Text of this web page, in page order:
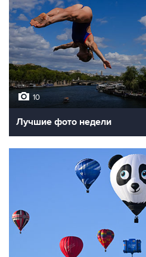
10
Лучшие фото недели